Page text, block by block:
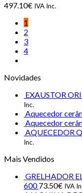
497.10€ IVA Inc.
1
2
3
4
Novidades
EXAUSTOR
Inc.
Aquecedor
Aquecedor
AQUECEDOR
Inc.
Mais Vendidos
GRELHADOR
600 73.50€ IVA